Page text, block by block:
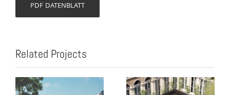
PDF DATENBLATT
Related Projects